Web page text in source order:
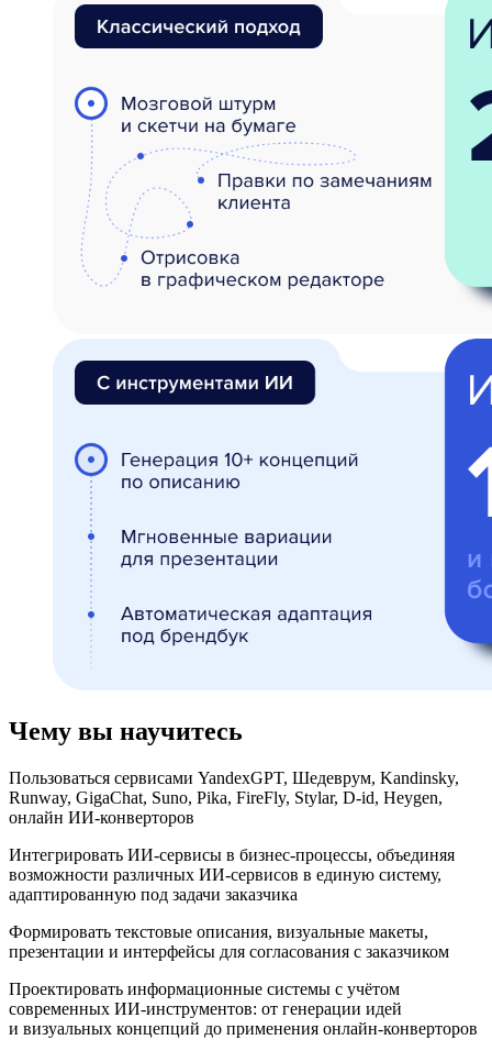
Чему вы научитесь
Пользоваться сервисами YandexGPT, Шедеврум, Kandinsky,
Runway, GigaChat, Suno, Pika, FireFly, Stylar, D-id, Heygen,
онлайн ИИ-конверторов
Интегрировать ИИ-сервисы в бизнес-процессы, объединяя
возможности различных ИИ-сервисов в единую систему,
адаптированную под задачи заказчика
Формировать текстовые описания, визуальные макеты,
презентации и интерфейсы для согласования с заказчиком
Проектировать информационные системы с учётом
современных ИИ-инструментов: от генерации идей
и визуальных концепций до применения онлайн-конверторов